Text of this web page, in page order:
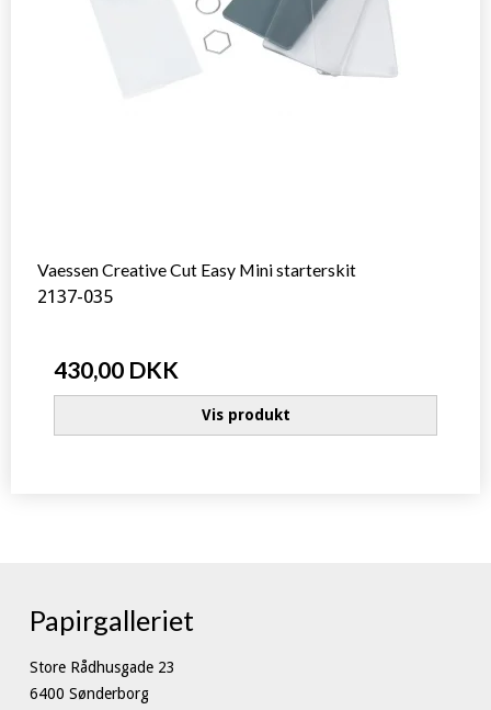
Vaessen Creative Cut Easy Mini starterskit
2137-035
430,00 DKK
Vis produkt
Papirgalleriet
Store Rådhusgade 23
6400 Sønderborg